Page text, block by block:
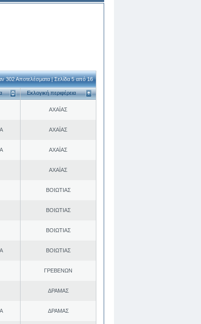
302 Αποτελέσματα | Σελίδα 5 από 16
Εκλογική περιφέρεια
ΑΧΑΪΑΣ
ΑΧΑΪΑΣ
ΑΧΑΪΑΣ
ΑΧΑΪΑΣ
ΒΟΙΩΤΙΑΣ
ΒΟΙΩΤΙΑΣ
ΒΟΙΩΤΙΑΣ
ΒΟΙΩΤΙΑΣ
ΓΡΕΒΕΝΩΝ
ΔΡΑΜΑΣ
ΔΡΑΜΑΣ